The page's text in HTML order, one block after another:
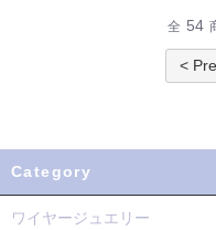
全 54
<
Category
ワイヤージュエリー